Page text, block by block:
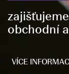
obchodní
VÍCE INFORMACÍ